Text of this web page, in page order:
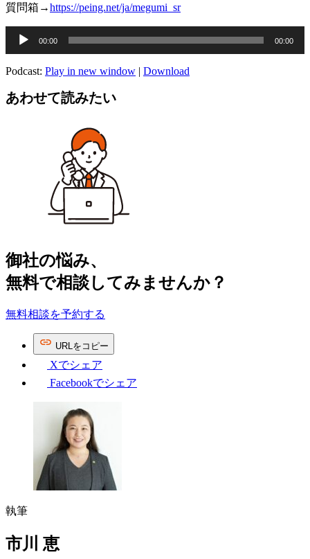
質問箱→https://peing.net/ja/megumi_sr
レ
ー
ヤ
00:00 00:00
Podcast: Play in new window | Download
あわせて読みたい
御社の​悩み、
無料で​相談してみませんか？
無料相談を予約する
URL を コピー
Xでシェア
Facebookでシェア
執筆
市川 恵